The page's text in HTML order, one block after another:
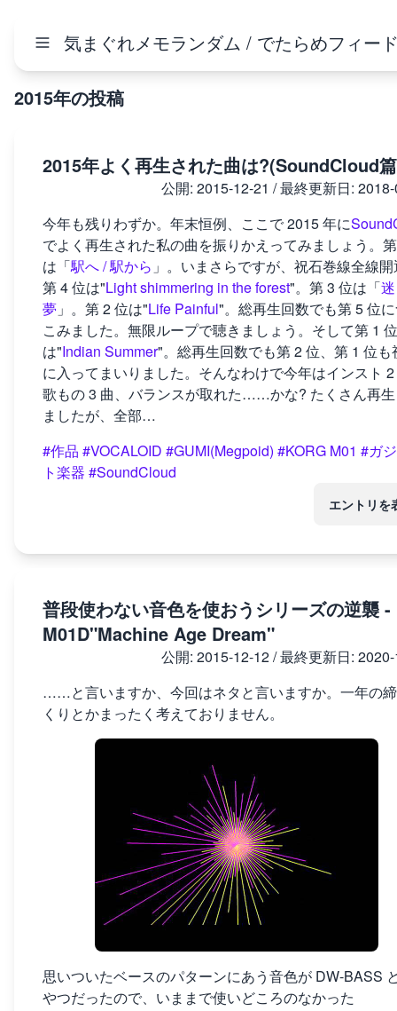
気まぐれメモランダム / でたらめフィー
2015年の投稿
2015年よく再生された曲は?(SoundCloud
公開: 2015-12-21 / 最終更新日:
今年も残りわずか。年末恒例、ここで 2015 年に
でよく再生された私の曲を振りかえってみましょう。
は「駅へ / 駅から 」。いまさらですが、祝石巻線全線
第 4 位は"Light shimmering in the forest"。第 3 位は「迷
夢 」。第 2 位は"Life Painful"。総再生回数でも第 5 位
こみました。無限ループで聴きましょう。そして第 1 位
は"Indian Summer"。総再生回数でも第 2 位、第 1 位も
に入ってまいりました。そんなわけで今年はインスト
歌もの 3 曲、バランスが取れた……かな? たくさん再
ましたが、全部…
#作品 #VOCALOID #GUMI(Megpoid) #KORG M01 #ガ
ト楽器 #SoundCloud
エントリを
普段使わない音色を使おうシリーズの逆襲 -
M01D"Machine Age Dream"
公開: 2015-12-12/ 最終更新日:
……と言いますか、今回はネタと言いますか。一年の
くりとかまったく考えておりません。
思いついたベースのパターンにあう音色が DW-BASS
やつだったので、いままで使いどころのなかった